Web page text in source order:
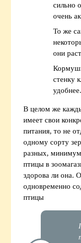
сильно
очень
То же
они
стенку
удобнее.
В целом же
имеет свои
питания, то не
одному сорту
разных,
птицы в
здорова ли она.
одновременно
птицы